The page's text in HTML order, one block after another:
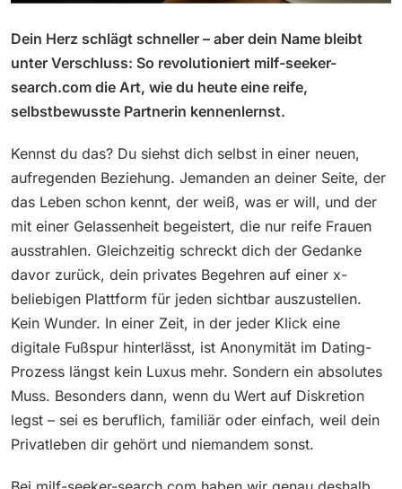
Dein Herz schlägt schneller – aber dein Name bleibt
unter Verschluss: So revolutioniert milf-seeker-
search.com die Art, wie du heute eine reife,
selbstbewusste Partnerin kennenlernst.
Kennst du das? Du siehst dich selbst in einer neuen,
aufregenden Beziehung. Jemanden an deiner Seite, der
das Leben schon kennt, der weiß, was er will, und der
mit einer Gelassenheit begeistert, die nur reife Frauen
ausstrahlen. Gleichzeitig schreckt dich der Gedanke
davor zurück, dein privates Begehren auf einer x-
beliebigen Plattform für jeden sichtbar auszustellen.
Kein Wunder. In einer Zeit, in der jeder Klick eine
digitale Fußspur hinterlässt, ist Anonymität im Dating-
Prozess längst kein Luxus mehr. Sondern ein absolutes
Muss. Besonders dann, wenn du Wert auf Diskretion
legst – sei es beruflich, familiär oder einfach, weil dein
Privatleben dir gehört und niemandem sonst.